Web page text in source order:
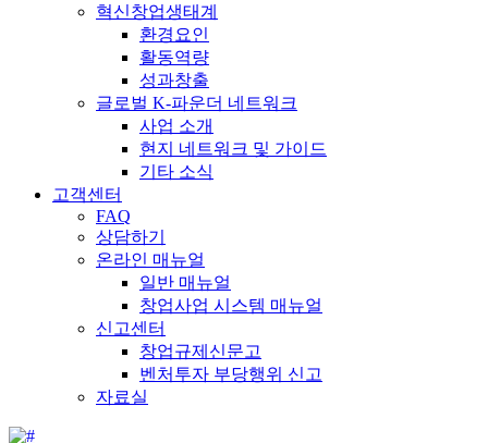
혁신창업생태계
환경요인
활동역량
성과창출
글로벌 K-파운더 네트워크
사업 소개
현지 네트워크 및 가이드
기타 소식
고객센터
FAQ
상담하기
온라인 매뉴얼
일반 매뉴얼
창업사업 시스템 매뉴얼
신고센터
창업규제신문고
벤처투자 부당행위 신고
자료실